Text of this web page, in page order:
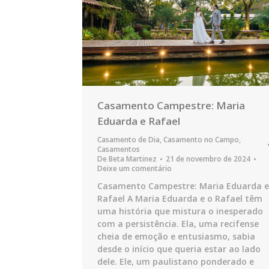
Casamento Campestre: Maria
Eduarda e Rafael
Casamento de Dia,Casamento no Campo,
Casamentos
De Beta Martinez
21 de novembro de 2024
Deixe um comentário
Casamento Campestre: Maria Eduarda e
Rafael A Maria Eduarda e o Rafael têm
uma história que mistura o inesperado
com a persistência. Ela, uma recifense
cheia de emoção e entusiasmo, sabia
desde o início que queria estar ao lado
dele. Ele, um paulistano ponderado e